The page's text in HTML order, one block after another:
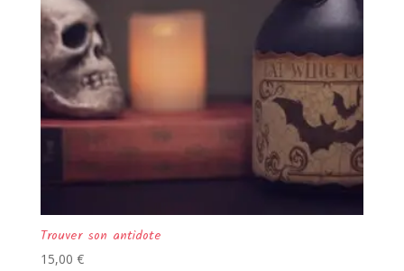
Trouver son antidote
15,00 €